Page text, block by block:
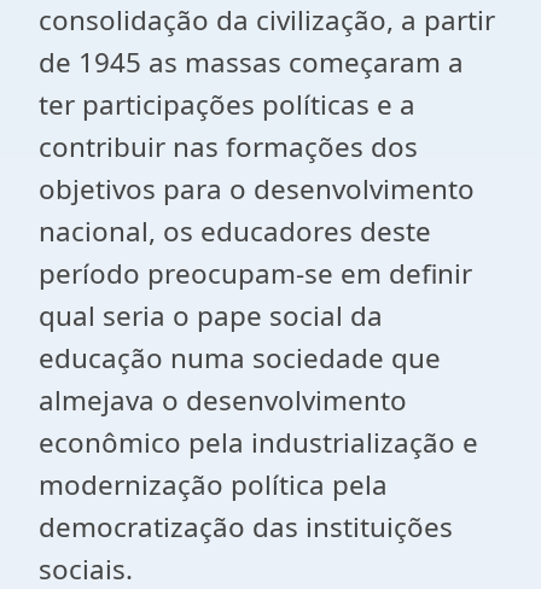
consolidação da civilização, a partir
de 1945 as massas começaram a
ter participações políticas e a
contribuir nas formações dos
objetivos para o desenvolvimento
nacional, os educadores deste
período preocupam-se em definir
qual seria o pape social da
educação numa sociedade que
almejava o desenvolvimento
econômico pela industrialização e
modernização política pela
democratização das instituições
sociais.